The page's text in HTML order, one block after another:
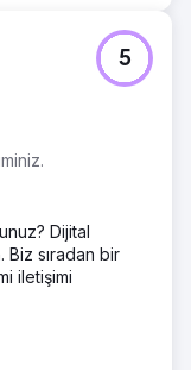
5
Dijital
Biz sıradan bir
iletişimi